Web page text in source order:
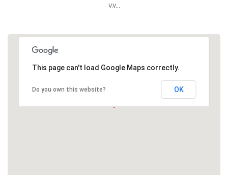
v.v...
This page can't load Google Maps correctly.
Do you own this website? OK